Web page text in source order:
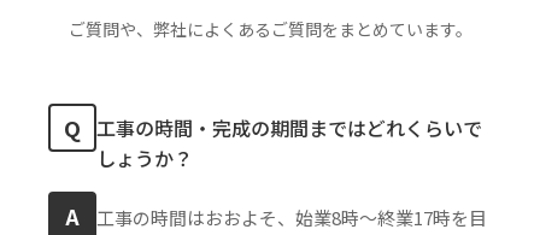
ご質問や、弊社によくあるご質問をまとめています。
Q 工事の時間・完成の期間まではどれくらいで
しょうか？
A
工事の時間はおおよそ、始業8時〜終業17時を目